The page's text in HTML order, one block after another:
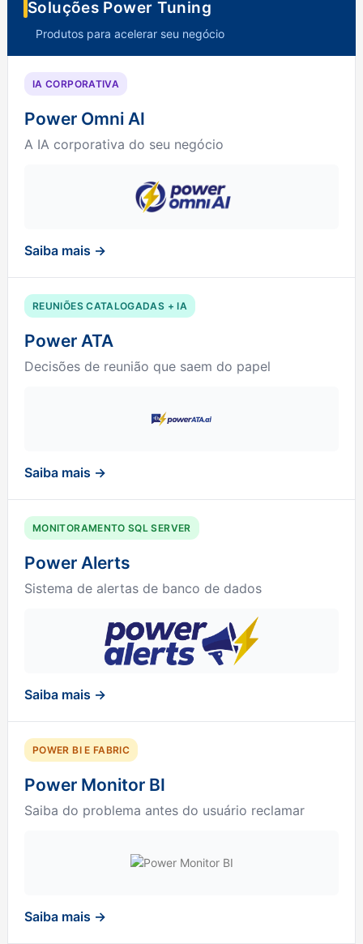
Soluções Power Tuning
Produtos para acelerar seu negócio
IA CORPORATIVA
Power Omni AI
A IA corporativa do seu negócio
Saiba mais →
REUNIÕES CATALOGADAS + IA
Power ATA
Decisões de reunião que saem do papel
Saiba mais →
MONITORAMENTO SQL SERVER
Power Alerts
Sistema de alertas de banco de dados
Saiba mais →
POWER BI E FABRIC
Power Monitor BI
Saiba do problema antes do usuário reclamar
Saiba mais →